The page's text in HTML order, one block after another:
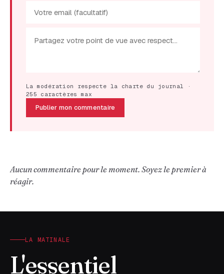
La modération respecte la charte du journal ·
255 caractères max
Publier mon commentaire
Aucun commentaire pour le moment. Soyez le premier à
réagir.
LA MATINALE
L'essentiel